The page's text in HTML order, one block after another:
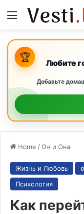
Menu
🏆 Любите
Добавьте
Home /Он и Она
Жизнь и Любовь
Психология
Как